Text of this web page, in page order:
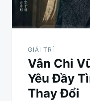
GIẢI TRÍ
Vân Chi
Yêu Đầy
Thay Đổi